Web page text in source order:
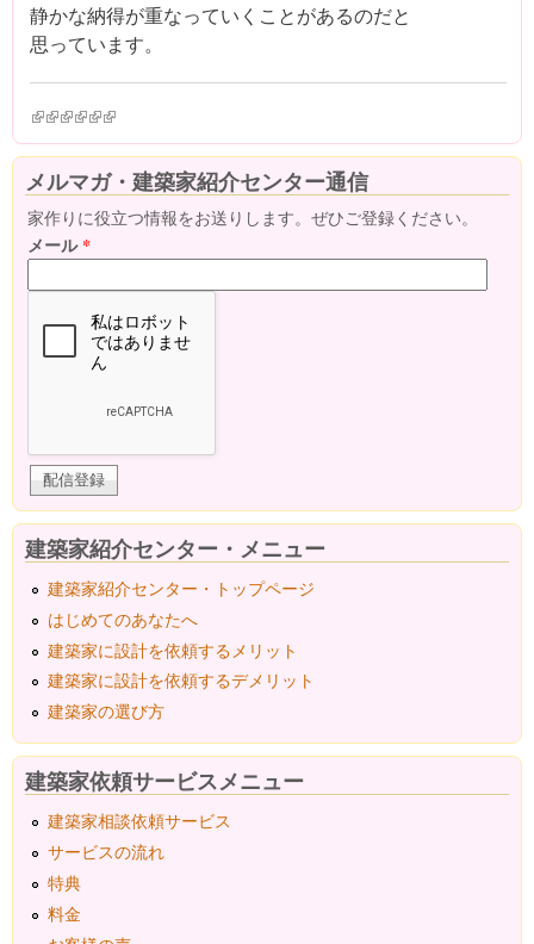
静かな納得が重なっていくことがあるのだと
思っています。
(link is external)
(link is external)
(link is external)
(link is external)
(link is external)
(link is external)
メルマガ・建築家紹介センター通信
家作りに役立つ情報をお送りします。ぜひご登録ください。
メール*
建築家紹介センター・メニュー
建築家紹介センター・トップページ
はじめてのあなたへ
建築家に設計を依頼するメリット
建築家に設計を依頼するデメリット
建築家の選び方
建築家依頼サービスメニュー
建築家相談依頼サービス
サービスの流れ
特典
料金